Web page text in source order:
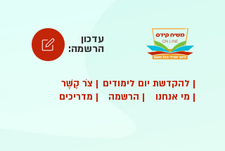
| להקדשת יום לימודים
| הרשמה
| מי אנחנו
| צֹר קֶשֶׁר
| מדריכים
עדכון
הרשמה: